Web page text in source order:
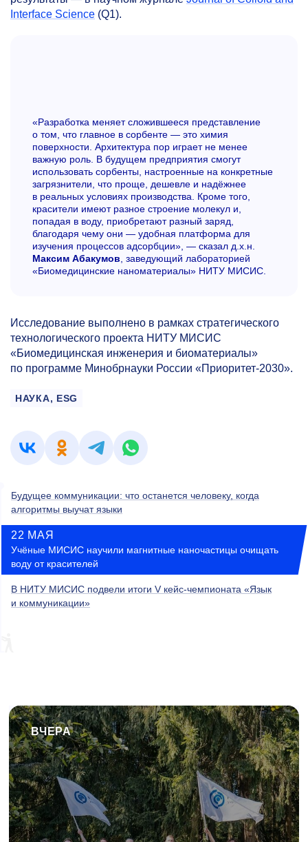
Interface Science (Q1).
«Разработка меняет сложившееся представление
о том, что главное в сорбенте — это химия
поверхности. Архитектура пор играет не менее
важную роль. В будущем предприятия смогут
использовать сорбенты, настроенные на конкретные
загрязнители, что проще, дешевле и надёжнее
в реальных условиях производства. Кроме того,
красители имеют разное строение молекул и,
попадая в воду, приобретают разный заряд,
благодаря чему они — удобная платформа для
изучения процессов адсорбции», — сказал д.х.н.
Максим Абакумов , заведующий лабораторией
«Биомедицинские наноматериалы» НИТУ МИСИС.
Исследование выполнено в рамках стратегического
технологического проекта НИТУ МИСИС
«Биомедицинская инженерия и биоматериалы»
по программе Минобрнауки России «Приоритет-2030».
НАУКА, ESG
Будущее коммуникации: что останется человеку, когда
алгоритмы выучат языки
22 МАЯ
Учёные МИСИС научили магнитные наночастицы очищать
воду от красителей
В НИТУ МИСИС подвели итоги V кейс-чемпионата «Язык
и коммуникации»
ВЧЕРА